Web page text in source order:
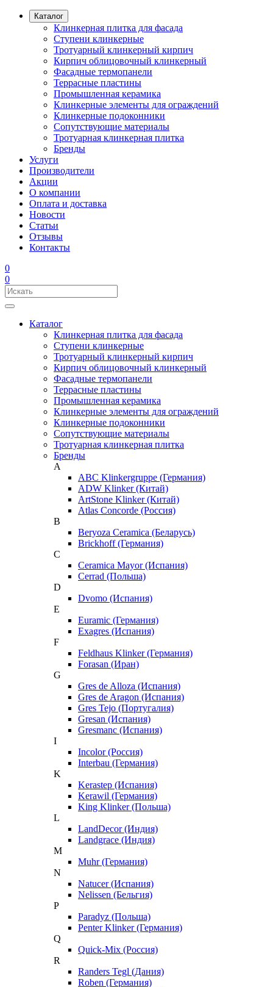
Каталог
Клинкерная плитка для фасада
Ступени клинкерные
Тротуарный клинкерный кирпич
Кирпич облицовочный клинкерный
Фасадные термопанели
Террасные пластины
Промышленная керамика
Клинкерные элементы для ограждений
Клинкерные подоконники
Сопутствующие материалы
Тротуарная клинкерная плитка
Бренды
Услуги
Производители
Акции
О компании
Оплата и доставка
Новости
Статьи
Отзывы
Контакты
0
0
Каталог
Клинкерная плитка для фасада
Ступени клинкерные
Тротуарный клинкерный кирпич
Кирпич облицовочный клинкерный
Фасадные термопанели
Террасные пластины
Промышленная керамика
Клинкерные элементы для ограждений
Клинкерные подоконники
Сопутствующие материалы
Тротуарная клинкерная плитка
Бренды
A
ABC Klinkergruppe (Германия)
ADW Klinker (Китай)
ArtStone Klinker (Китай)
Atlas Concorde (Россия)
B
Beryoza Ceramica (Беларусь)
Brickhoff (Германия)
C
Ceramica Mayor (Испания)
Cerrad (Польша)
D
Dvomo (Испания)
E
Euramic (Германия)
Exagres (Испания)
F
Feldhaus Klinker (Германия)
Forasan (Иран)
G
Gres de Alloza (Испания)
Gres de Aragon (Испания)
Gres Tejo (Португалия)
Gresan (Испания)
Gresmanc (Испания)
I
Incolor (Россия)
Interbau (Германия)
K
Kerastep (Испания)
Kerawil (Германия)
King Klinker (Польша)
L
LandDecor (Индия)
Landgrace (Индия)
M
Muhr (Германия)
N
Natucer (Испания)
Nelissen (Бельгия)
P
Paradyz (Польша)
Penter Klinker (Германия)
Q
Quick-Mix (Россия)
R
Randers Tegl (Дания)
Roben (Германия)